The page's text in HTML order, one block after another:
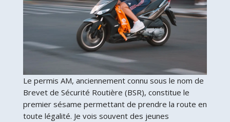
Le permis AM, anciennement connu sous le nom de
Brevet de Sécurité Routière (BSR), constitue le
premier sésame permettant de prendre la route en
toute légalité. Je vois souvent des jeunes